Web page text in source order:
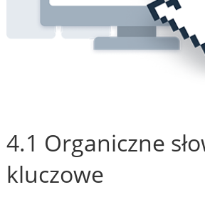
4.1 Organiczne
kluczowe